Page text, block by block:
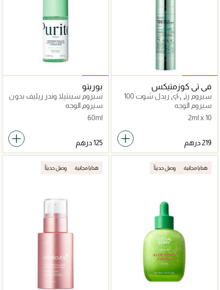
في تي كوزمتيكس
سيروم رتي-اي ريدل شوت 100
سيروم الوجه
2ml x 10
بوريتو
سيروم سينتيلا وندر ريليف بدون
عطر
سيروم الوجه
60ml
هدايا مجانية وصل حديثاً هدايا مجانية وصل حديثاً